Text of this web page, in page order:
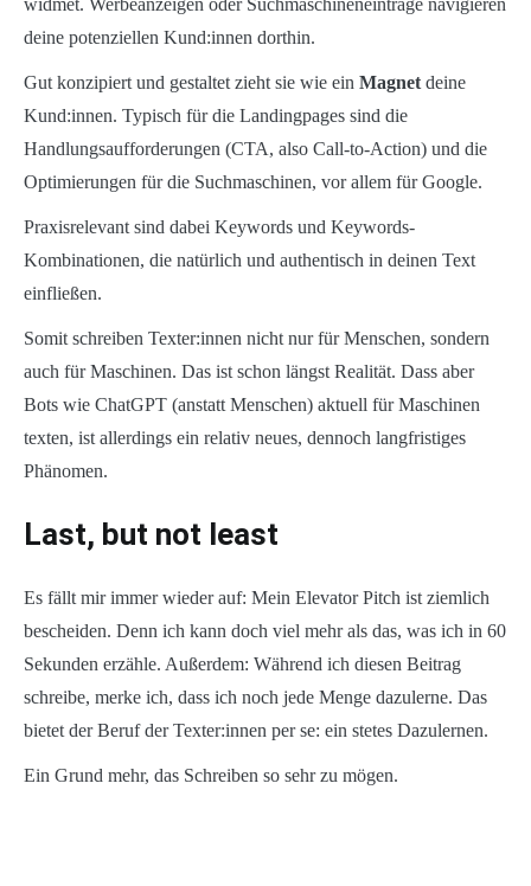
deine potenziellen Kund:innen dorthin.
Gut konzipiert und gestaltet zieht sie wie ein Magnet deine
Kund:innen. Typisch für die Landingpages sind die
Handlungsaufforderungen (CTA, also Call-to-Action) und die
Optimierungen für die Suchmaschinen, vor allem für Google.
Praxisrelevant sind dabei Keywords und Keywords-
Kombinationen, die natürlich und authentisch in deinen Text
einfließen.
Somit schreiben Texter:innen nicht nur für Menschen, sondern
auch für Maschinen. Das ist schon längst Realität. Dass aber
Bots wie ChatGPT (anstatt Menschen) aktuell für Maschinen
texten, ist allerdings ein relativ neues, dennoch langfristiges
Phänomen.
Last, but not least
Es fällt mir immer wieder auf: Mein Elevator Pitch ist ziemlich
bescheiden. Denn ich kann doch viel mehr als das, was ich in 60
Sekunden erzähle. Außerdem: Während ich diesen Beitrag
schreibe, merke ich, dass ich noch jede Menge dazulerne. Das
bietet der Beruf der Texter:innen per se: ein stetes Dazulernen.
Ein Grund mehr, das Schreiben so sehr zu mögen.